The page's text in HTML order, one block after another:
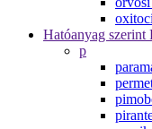
Hatóanyag szerint
p